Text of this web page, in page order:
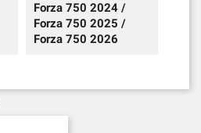
Forza 750 2024 /
Forza 750 2025 /
Forza 750 2026